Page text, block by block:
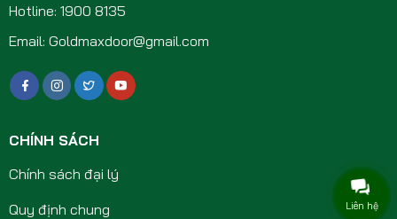
Hotline: 1900 8135
Email: Goldmaxdoor@gmail.com
CHÍNH SÁCH
Chính sách đại lý
Quy định chung
Liên hệ